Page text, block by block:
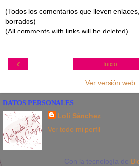
(Todos los comentarios que lleven
borrados)
(All comments with links will be deleted)
‹ Inicio
Ver versión web
DATOS PERSONALES
Loli Sánchez
Ver todo mi perfil
Con la tecnología de